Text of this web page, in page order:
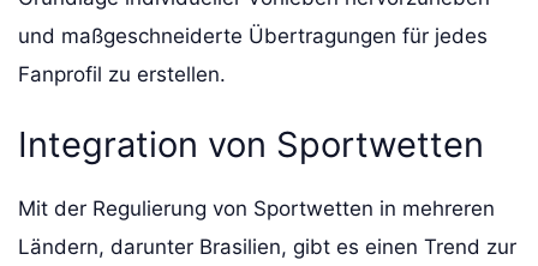
und maßgeschneiderte Übertragungen für jedes
Fanprofil zu erstellen.
Integration von Sportwetten
Mit der Regulierung von Sportwetten in mehreren
Ländern, darunter Brasilien, gibt es einen Trend zur